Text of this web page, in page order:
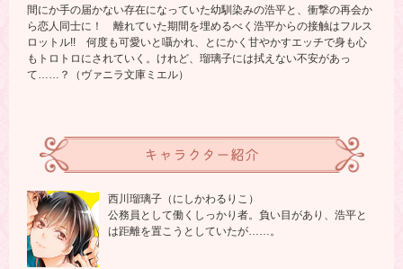
間にか手の届かない存在になっていた幼馴染みの浩平と、衝撃の再会か
ら恋人同士に！ 離れていた期間を埋めるべく浩平からの接触はフルス
ロットル!! 何度も可愛いと囁かれ、とにかく甘やかすエッチで身も心
もトロトロにされていく。けれど、瑠璃子には拭えない不安があっ
て……？（ヴァニラ文庫ミエル）
キャラクター紹介
西川瑠璃子（にしかわるりこ）
公務員として働くしっかり者。負い目があり、浩平と
は距離を置こうとしていたが……。